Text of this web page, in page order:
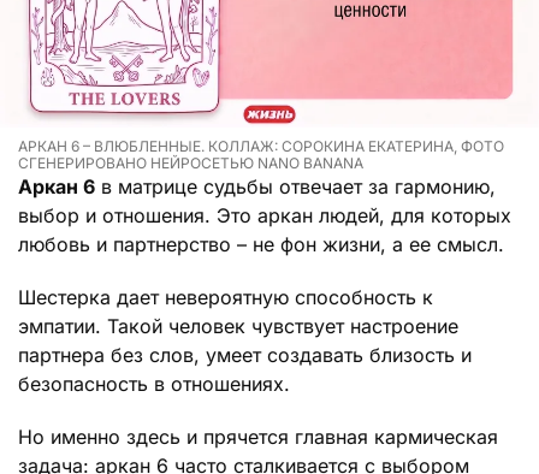
АРКАН 6 – ВЛЮБЛЕННЫЕ. КОЛЛАЖ: СОРОКИНА ЕКАТЕРИНА, ФОТО
СГЕНЕРИРОВАНО НЕЙРОСЕТЬЮ NANO BANANA
Аркан 6 в матрице судьбы отвечает за гармонию,
выбор и отношения. Это аркан людей, для которых
любовь и партнерство – не фон жизни, а ее смысл.
Шестерка дает невероятную способность к
эмпатии. Такой человек чувствует настроение
партнера без слов, умеет создавать близость и
безопасность в отношениях.
Но именно здесь и прячется главная кармическая
задача: аркан 6 часто сталкивается с выбором